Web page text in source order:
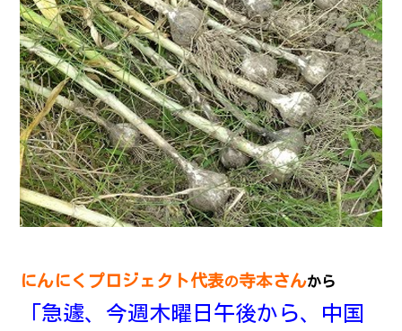
サイトポリシー
にんにくプロジェクト代表の寺本さんから
「急遽、今週木曜日午後から、中国